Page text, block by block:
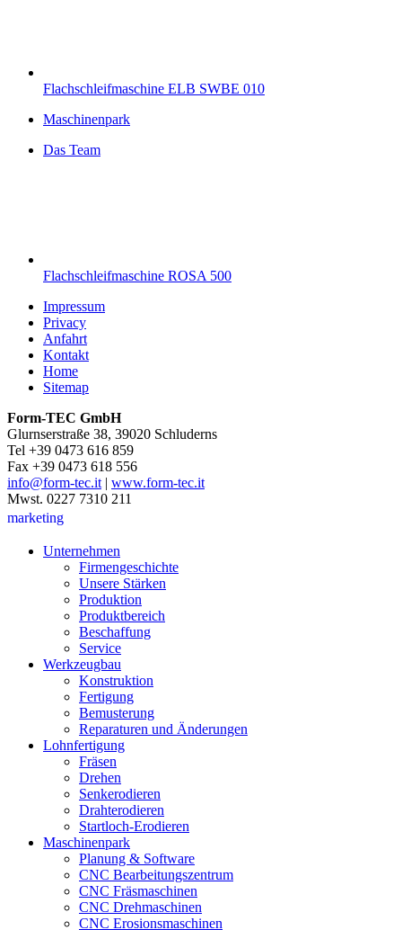
Flachschleifmaschine ELB SWBE 010
Maschinenpark
Das Team
Flachschleifmaschine ROSA 500
Impressum
Privacy
Anfahrt
Kontakt
Home
Sitemap
Form-TEC GmbH
Glurnserstraße 38, 39020 Schluderns
Tel +39 0473 616 859
Fax +39 0473 618 556
info@form-tec.it| www.form-tec.it
Mwst. 0227 7310 211
marketing
Unternehmen
Firmengeschichte
Unsere Stärken
Produktion
Produktbereich
Beschaffung
Service
Werkzeugbau
Konstruktion
Fertigung
Bemusterung
Reparaturen und Änderungen
Lohnfertigung
Fräsen
Drehen
Senkerodieren
Drahterodieren
Startloch-Erodieren
Maschinenpark
Planung & Software
CNC Bearbeitungszentrum
CNC Fräsmaschinen
CNC Drehmaschinen
CNC Erosionsmaschinen